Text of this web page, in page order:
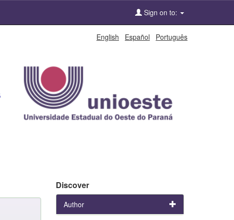
Sign on to:
English Español Português
Discover
Author